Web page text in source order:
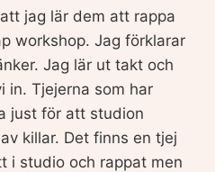
jag lär dem att rappa
workshop. Jag förklarar
Jag lär ut takt och
in. Tjejerna som har
just för att studion
killar. Det finns en tjej
i studio och rappat men